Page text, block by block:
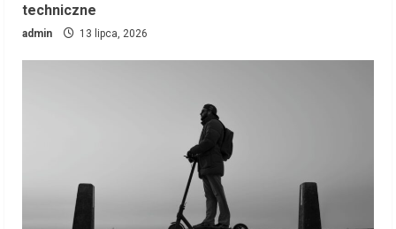
techniczne
admin 13 lipca, 2026